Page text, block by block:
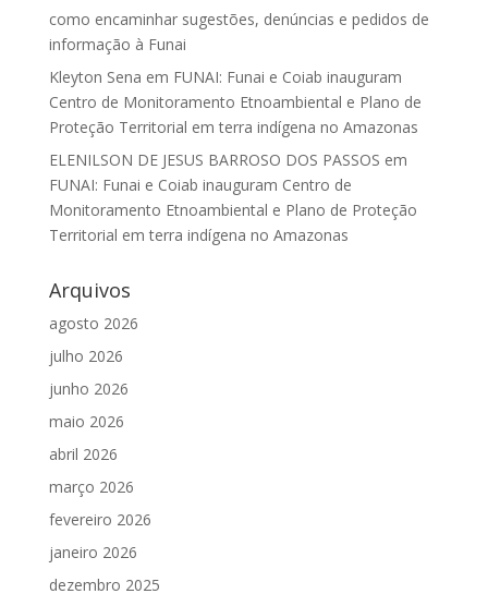
como encaminhar sugestões, denúncias e pedidos de
informação à Funai
Kleyton Sena em FUNAI: Funai e Coiab inauguram
Centro de Monitoramento Etnoambiental e Plano de
Proteção Territorial em terra indígena no Amazonas
ELENILSON DE JESUS BARROSO DOS PASSOS em
FUNAI: Funai e Coiab inauguram Centro de
Monitoramento Etnoambiental e Plano de Proteção
Territorial em terra indígena no Amazonas
Arquivos
agosto 2026
julho 2026
junho 2026
maio 2026
abril 2026
março 2026
fevereiro 2026
janeiro 2026
dezembro 2025